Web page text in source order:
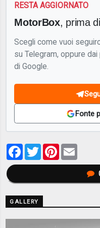
RESTA AGGIORNATO
MotorBox, prima
Scegli come vuoi
su Telegram, oppure
di Google.
Fonte
Facebook
TwitterPinterest
GALLERY